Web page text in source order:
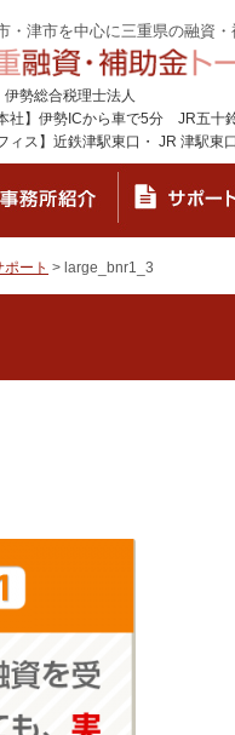
・津市を中心に三重県の融資
伊勢総合税理士法人
本社】伊勢ICから車で5分 JR五十
ィス】近鉄津駅東口・ JR 津駅東
ート > large_bnr1_3